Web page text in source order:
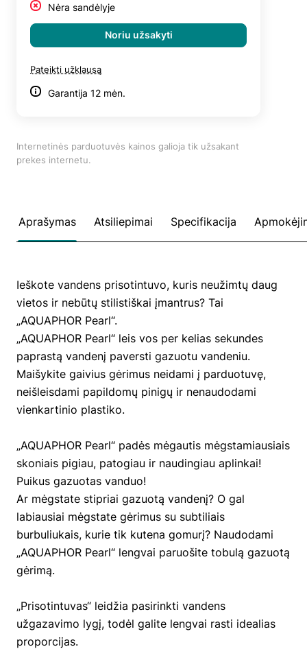
Nėra sandėlyje
Noriu užsakyti
Pateikti užklausą
Garantija 12 mėn.
Internetinės parduotuvės kainos galioja tik užsakant
prekes internetu.
Aprašymas Atsiliepimai Specifikacija
Ieškote vandens prisotintuvo, kuris neužimtų daug
vietos ir nebūtų stilistiškai įmantrus? Tai
„AQUAPHOR Pearl“.
„AQUAPHOR Pearl“ leis vos per kelias sekundes
paprastą vandenį paversti gazuotu vandeniu.
Maišykite gaivius gėrimus neidami į parduotuvę,
neišleisdami papildomų pinigų ir nenaudodami
vienkartinio plastiko.
„AQUAPHOR Pearl“ padės mėgautis mėgstamiausiais
skoniais pigiau, patogiau ir naudingiau aplinkai!
Puikus gazuotas vanduo!
Ar mėgstate stipriai gazuotą vandenį? O gal
labiausiai mėgstate gėrimus su subtiliais
burbuliukais, kurie tik kutena gomurį? Naudodami
„AQUAPHOR Pearl“ lengvai paruošite tobulą gazuotą
gėrimą.
„Prisotintuvas“ leidžia pasirinkti vandens
užgazavimo lygį, todėl galite lengvai rasti idealias
proporcijas.